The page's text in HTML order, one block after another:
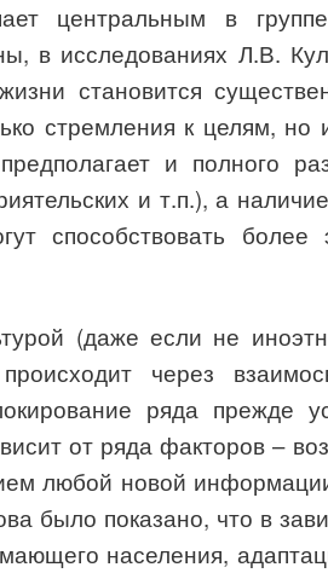
центральным в
в исследованиях Л.В.
становится
стремления к целям,
и полного
и т.п.), а
способствовать
(даже если не
через
ряда прежде
от ряда факторов –
любой новой
было показано, что в
населения,